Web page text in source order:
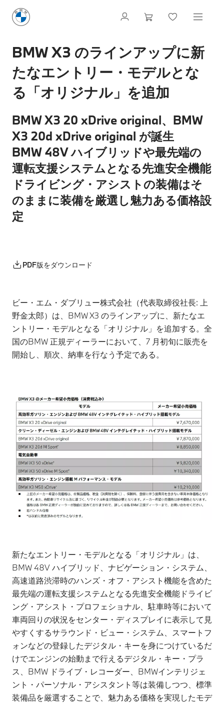
BMW X3 のラインアップに新
たなエントリー・モデルとな
る「オリジナル」を追加
BMW X3 20 xDrive original、BMW
X3 20d xDrive original が誕生
BMW 48V ハイブリッドや最先端の
運転支援システムとなる先進安全機能
ドライビング・アシストの装備はそ
のままに装備を厳選し魅力ある価格設
定
PDF版をダウンロード
ビー・エム・ダブリュー株式会社（代表取締役社長: 上
野金太郎）は、BMW X3 のラインアップに、新たなエ
ントリー・モデルとなる「オリジナル」を追加する。全
国のBMW 正規ディーラーにおいて、7 月初旬に販売を
開始し、順次、納車を行なう予定である。
新たなエントリー・モデルとなる「オリジナル」は、
BMW 48V ハイブリッド、ナビゲーション・システム、
高速道路渋滞時のハンズ・オフ・アシスト機能を含めた
最先端の運転支援システムとなる先進安全機能ドライビ
ング・アシスト・プロフェショナル、駐車時等において
車両回りの状況をセンター・ディスプレイに表示して見
やすくするサラウンド・ビュー・システム、スマートフ
ォンなどの登録したデジタル・キーを身につけているだ
けでエンジンの始動まで行えるデジタル・キー・プラ
ス、BMW ドライブ・レコーダー、BMWインテリジェ
ント・パーソナル・アシスタント等は装備しつつ、標準
装備品を厳選することで、魅力ある価格を実現したモデ